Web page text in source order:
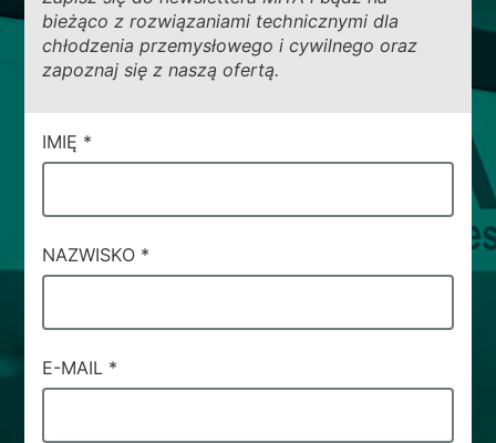
bieżąco z rozwiązaniami technicznymi dla
chłodzenia przemysłowego i cywilnego oraz
zapoznaj się z naszą ofertą.
CAMPI
DI
IMIĘ *
NAZWISKO *
E-MAIL *